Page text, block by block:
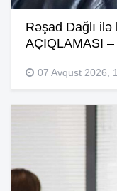
Rəşad Dağlı
AÇIQLAMASI –
07 Avqust 2026,